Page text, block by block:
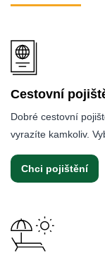
Cestovní
Dobré cestovní
vyrazíte kamkoliv.
Chci pojištění